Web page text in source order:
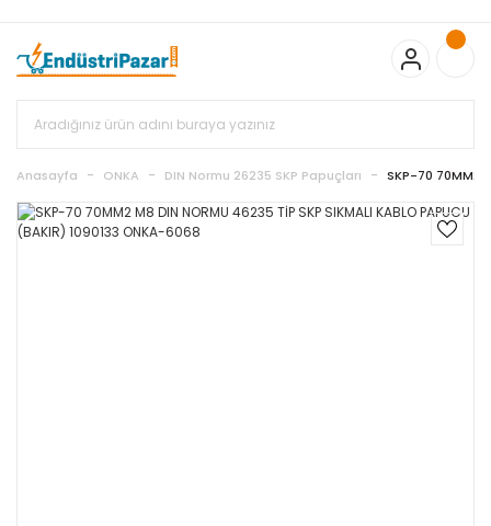
Bayonet J Tip Termokupul Ürünlerinde 50 Adet Alımlarda
Sepette Ekstra %5 İskonto...
50.000,00TL ve Üzeri EMKO Ürünleri
Alışverişlerinizde Sepette %5 EK İNDİRİM...
%15 İskonto... 50.000,00TL ve Üzeri GEMO Ürünleri
Alışverişlerinizde Sepette %3 EK İNDİRİM...
Standart Bayonet J Tip Termokupul Ürünlerinde 100 Adet
Anasayfa ONKA DIN Normu 26235 SKP Papuçları SKP-70 70MM2